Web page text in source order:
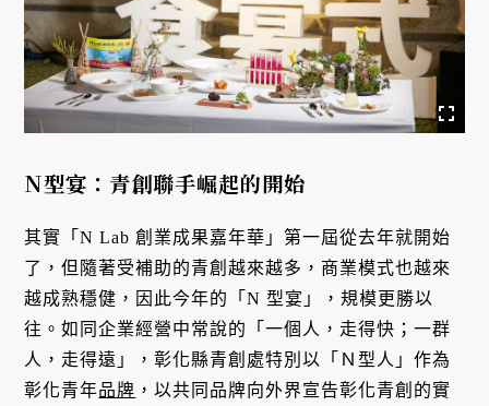
N型宴：青創聯手崛起的開始
其實「N Lab 創業成果嘉年華」第一屆從去年就開始
了，但隨著受補助的青創越來越多，商業模式也越來
越成熟穩健，因此今年的「N 型宴」，規模更勝以
往。如同企業經營中常說的「一個人，走得快；一群
人，走得遠」，彰化縣青創處特別以「Ｎ型人」作為
彰化青年品牌 ，以共同品牌向外界宣告彰化青創的實